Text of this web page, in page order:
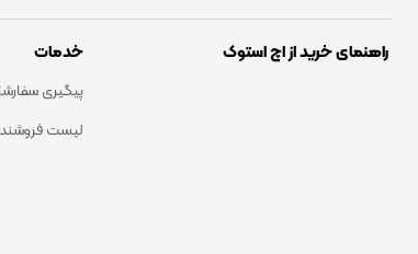
راهنمای خرید از اچ استوک خدمات
پیگیری
لیست